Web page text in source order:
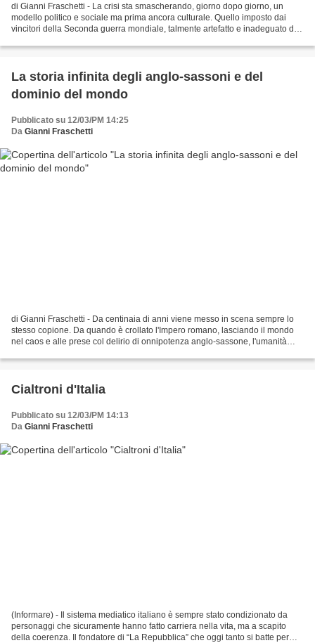
di Gianni Fraschetti - La crisi sta smascherando, giorno dopo giorno, un
modello politico e sociale ma prima ancora culturale. Quello imposto dai
vincitori della Seconda guerra mondiale, talmente artefatto e inadeguato da
La storia infinita degli anglo-sassoni e del
dominio del mondo
Pubblicato su 12/03/PM 14:25
Da Gianni Fraschetti
di Gianni Fraschetti - Da centinaia di anni viene messo in scena sempre lo
stesso copione. Da quando è crollato l'Impero romano, lasciando il mondo
nel caos e alle prese col delirio di onnipotenza anglo-sassone, l'umanità
Cialtroni d'Italia
Pubblicato su 12/03/PM 14:13
Da Gianni Fraschetti
(Informare) - Il sistema mediatico italiano è sempre stato condizionato da
personaggi che sicuramente hanno fatto carriera nella vita, ma a scapito
della coerenza. Il fondatore di “La Repubblica” che oggi tanto si batte per